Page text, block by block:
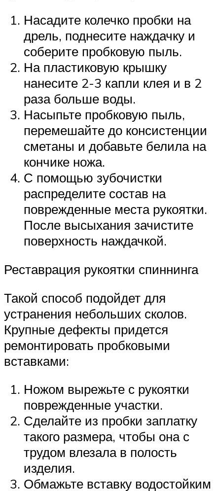
Насадите колечко пробки на
дрель, поднесите наждачку и
соберите пробковую пыль.
На пластиковую крышку
нанесите 2-3 капли клея и в 2
раза больше воды.
Насыпьте пробковую пыль,
перемешайте до консистенции
сметаны и добавьте белила на
кончике ножа.
С помощью зубочистки
распределите состав на
поврежденные места рукоятки.
После высыхания зачистите
поверхность наждачкой.
Реставрация рукоятки спиннинга
Такой способ подойдет для
устранения небольших сколов.
Крупные дефекты придется
ремонтировать пробковыми
вставками:
Ножом вырежьте с рукоятки
поврежденные участки.
Сделайте из пробки заплатку
такого размера, чтобы она с
трудом влезала в полость
изделия.
Обмажьте вставку водостойким